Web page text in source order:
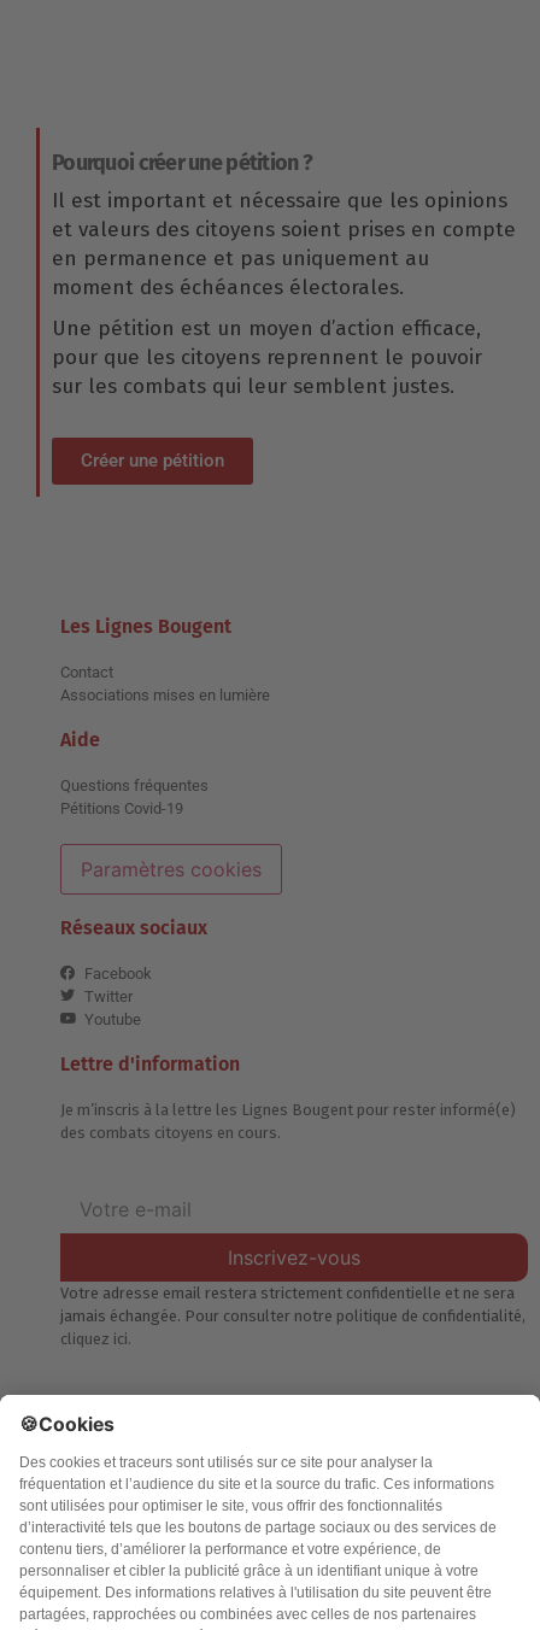
Pourquoi créer une pétition ?
Il est important et nécessaire que les opinions
et valeurs des citoyens soient prises en compte
en permanence et pas uniquement au
moment des échéances électorales.
Une pétition est un moyen d’action efficace,
pour que les citoyens reprennent le pouvoir
sur les combats qui leur semblent justes.
Créer une pétition
Les Lignes Bougent
Contact
Associations mises en lumière
Aide
Questions fréquentes
Pétitions Covid-19
Paramètres cookies
Réseaux sociaux
Facebook
Twitter
Youtube
Lettre d'information
Je m’inscris à la lettre les Lignes Bougent pour rester informé(e)
des combats citoyens en cours.
Inscrivez-vous
Votre adresse email restera strictement confidentielle et ne sera
jamais échangée. Pour consulter notre politique de confidentialité,
cliquez ici.
Accueil
Politique de confidentialité
Charte des contenus